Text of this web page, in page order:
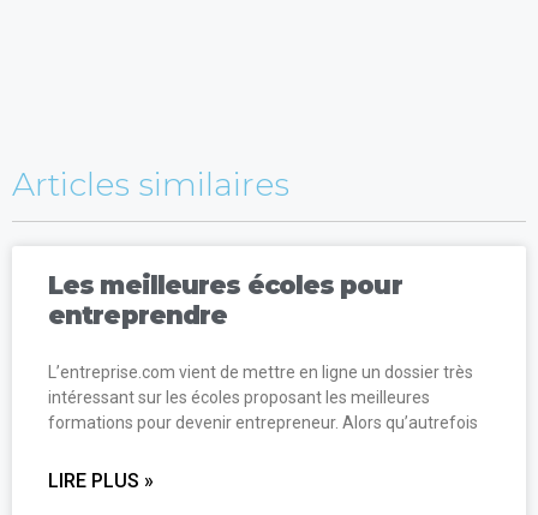
Articles similaires
Les meilleures écoles pour
entreprendre
L’entreprise.com vient de mettre en ligne un dossier très
intéressant sur les écoles proposant les meilleures
formations pour devenir entrepreneur. Alors qu’autrefois
LIRE PLUS »